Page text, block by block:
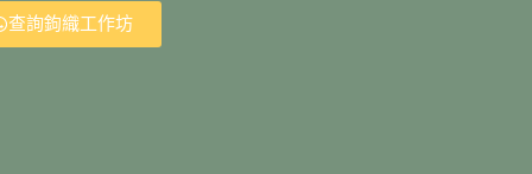
查詢鉤織工作坊